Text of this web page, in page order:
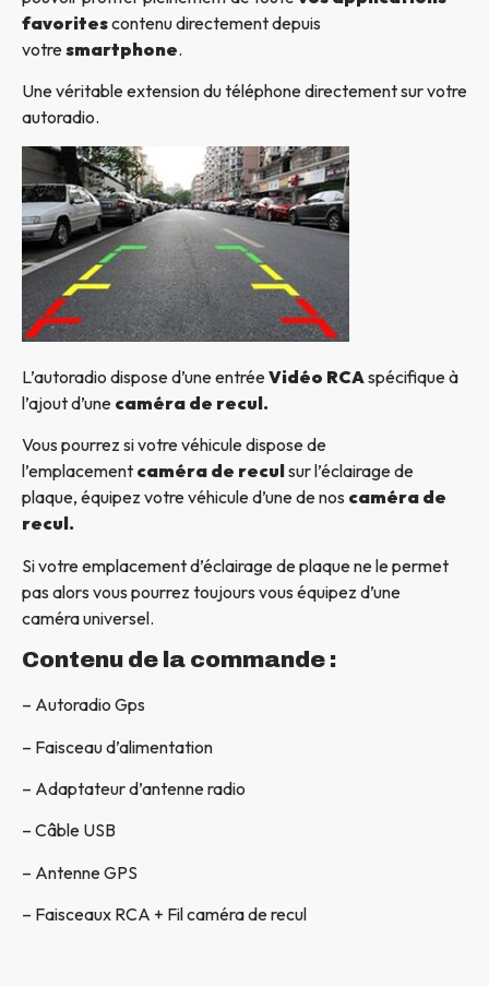
favoritescontenu directement depuis
votresmartphone.
Une véritable extension du téléphone directement sur votre
autoradio.
L’autoradio dispose d’une entréeVidéo RCAspécifique à
l’ajout d’une caméra de recul.
Vous pourrez si votre véhicule dispose de
l’emplacement caméra de reculsur l’éclairage de
plaque, équipez votre véhicule d’une de nos caméra de
recul.
Si votre emplacement d’éclairage de plaque ne le permet
pas alors vous pourrez toujours vous équipez d’une
caméra universel.
Contenu de la commande :
– Autoradio Gps
– Faisceau d’alimentation
– Adaptateur d’antenne radio
– Câble USB
– Antenne GPS
– Faisceaux RCA + Fil caméra de recul